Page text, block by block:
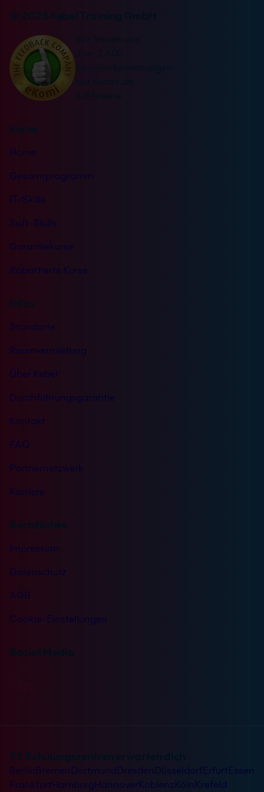
einer konzentrierten Lernatmosphäre.
© 2026 Kebel Training GmbH
Wir freuen uns
über 1.600
Seminarbewertungen
auf ekomi.de
4,8 Sterne
Kurse
Home
Gesamtprogramm
IT-Skills
Soft-Skills
Garantiekurse
Rabattierte Kurse
Infos
Standorte
Raumvermietung
Über Kebel
Durchführungsgarantie
Kontakt
FAQ
Partnernetzwerk
Karriere
Rechtliches
Impressum
Datenschutz
AGB
Cookie-Einstellungen
Social Media
21 Schulungszentren erwarten dich
Berlin Bremen Dortmund ErfurtEssen
FrankfurtHamburgHannover Krefeld